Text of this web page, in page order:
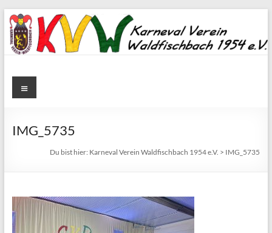
Zum
Inhalt
springen
Karneval
Waldfischbach
1954
Karneval
Verein
Waldfischbach
Menü
IMG_5735
Du bist hier: Karneval Verein Waldfischbach 1954 e.V. > IMG_5735